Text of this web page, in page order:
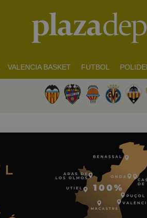
VALENCIA BASKET FUTBOL